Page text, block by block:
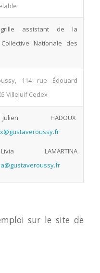
assistant de la
Nationale des
114 rue Édouard
Villejuif Cedex
HADOUX
LAMARTINA
sur le site de